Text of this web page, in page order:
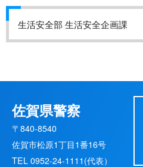
生活安全部 生活安全企画課
佐賀県警察
〒840-8540
佐賀市松原1丁目1番16号
TEL 0952-24-1111(代表）